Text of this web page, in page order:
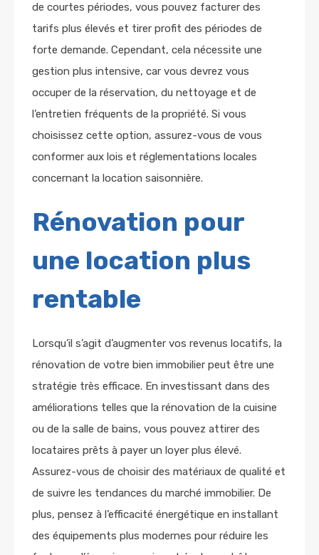
de courtes périodes, vous pouvez facturer des
tarifs plus élevés et tirer profit des périodes de
forte demande. Cependant, cela nécessite une
gestion plus intensive, car vous devrez vous
occuper de la réservation, du nettoyage et de
l’entretien fréquents de la propriété. Si vous
choisissez cette option, assurez-vous de vous
conformer aux lois et réglementations locales
concernant la location saisonnière.
Rénovation pour
une location plus
rentable
Lorsqu’il s’agit d’augmenter vos revenus locatifs, la
rénovation de votre bien immobilier peut être une
stratégie très efficace. En investissant dans des
améliorations telles que la rénovation de la cuisine
ou de la salle de bains, vous pouvez attirer des
locataires prêts à payer un loyer plus élevé.
Assurez-vous de choisir des matériaux de qualité et
de suivre les tendances du marché immobilier. De
plus, pensez à l’efficacité énergétique en installant
des équipements plus modernes pour réduire les